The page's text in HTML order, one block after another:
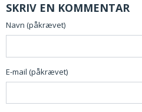
SKRIV EN KOMMENTAR
Navn (påkrævet)
E-mail (påkrævet)